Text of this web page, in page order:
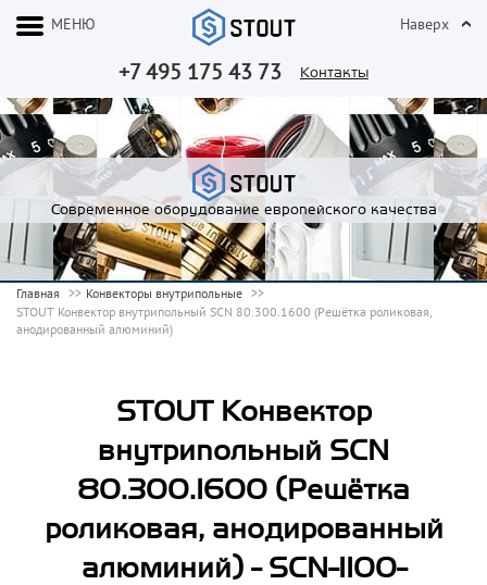
+7 495 175 43 73 Контакты
МЕНЮ Наверх
Современное оборудование европейского качества
Главная
Конвекторы внутрипольные
STOUT Конвектор внутрипольный SCN 80.300.1600 (Решётка роликовая,
анодированный алюминий)
STOUT Конвектор
внутрипольный SCN
80.300.1600 (Решётка
роликовая, анодированный
алюминий) - SCN-1100-